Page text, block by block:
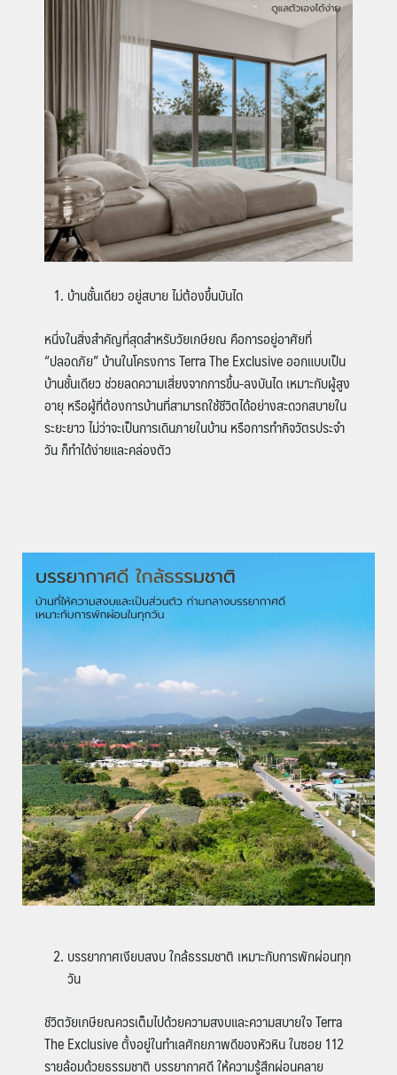
บ้านชั้นเดียว อยู่สบาย ไม่ต้องขึ้นบันได
หนึ่งในสิ่งสำคัญที่สุดสำหรับวัยเกษียณ คือการอยู่อาศัยที่
“ปลอดภัย” บ้านในโครงการ Terra The Exclusive ออกแบบเป็น
บ้านชั้นเดียว ช่วยลดความเสี่ยงจากการขึ้น-ลงบันได เหมาะกับผู้สูง
อายุ หรือผู้ที่ต้องการบ้านที่สามารถใช้ชีวิตได้อย่างสะดวกสบายใน
ระยะยาว ไม่ว่าจะเป็นการเดินภายในบ้าน หรือการทำกิจวัตรประจำ
วัน ก็ทำได้ง่ายและคล่องตัว
บรรยากาศเงียบสงบ ใกล้ธรรมชาติ เหมาะกับการพักผ่อนทุก
วัน
ชีวิตวัยเกษียณควรเต็มไปด้วยความสงบและความสบายใจ Terra
The Exclusive ตั้งอยู่ในทำเลศักยภาพดีของหัวหิน ในซอย 112
รายล้อมด้วยธรรมชาติ บรรยากาศดี ให้ความรู้สึกผ่อนคลาย